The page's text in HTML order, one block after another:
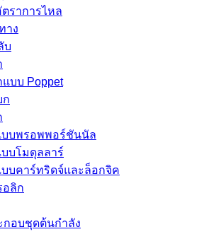
ราการไหล
าง
บ
บบ Poppet
ก
บบพรอพพอร์ชันนัล
บโมดุลลาร์
บคาร์ทริดจ์และล็อกจิค
อลิก
กอบชุดต้นกำลัง